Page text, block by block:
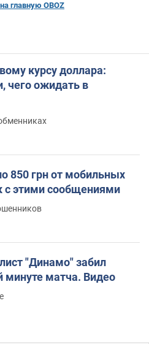
главную OBOZ
курсу доллара:
чего ожидать в
850 грн от мобильных
с этими сообщениями
"Динамо" забил
минуте матча. Видео